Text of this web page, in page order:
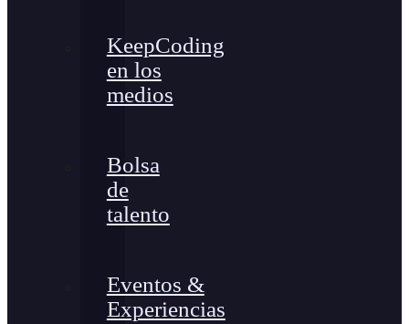
KeepCoding
en los
medios
Bolsa
de
talento
Eventos &
Experiencias